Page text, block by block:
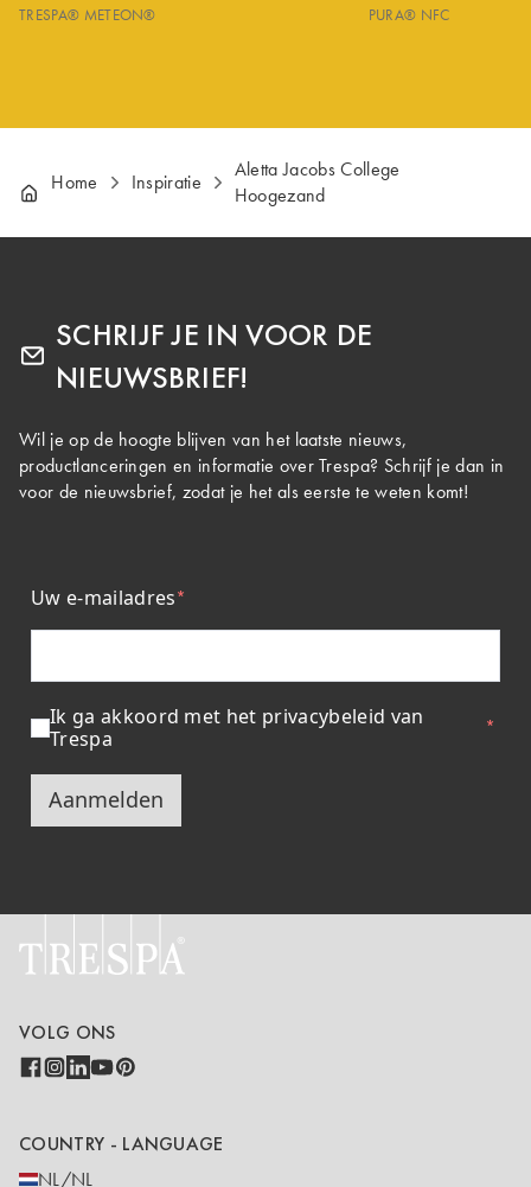
TRESPA® METEON® PURA® NFC
Home Inspiratie
Aletta Jacobs College
Hoogezand
SCHRIJF JE IN VOOR DE
NIEUWSBRIEF!
Wil je op de hoogte blijven van het laatste nieuws,
productlanceringen en informatie over Trespa? Schrijf je dan in
voor de nieuwsbrief, zodat je het als eerste te weten komt!
Uw e-mailadres
Ik ga akkoord met het privacybeleid van
Trespa
Aanmelden
VOLG ONS
COUNTRY - LANGUAGE
NL/NL